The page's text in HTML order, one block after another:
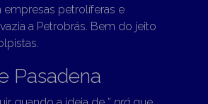
empresas petrolíferas e
a Petrobrás. Bem do jeito
Pasadena